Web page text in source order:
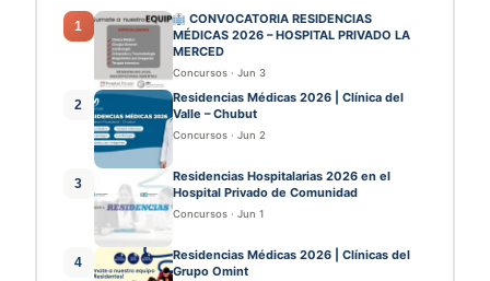
1
CONVOCATORIA RESIDENCIAS
MÉDICAS 2026 – HOSPITAL PRIVADO LA
MERCED
Concursos · Jun 3
2
Residencias Médicas 2026 | Clínica del
Valle – Chubut
Concursos · Jun 2
3
Residencias Hospitalarias 2026 en el
Hospital Privado de Comunidad
Concursos · Jun 1
4
Residencias Médicas 2026 | Clínicas del
Grupo Omint